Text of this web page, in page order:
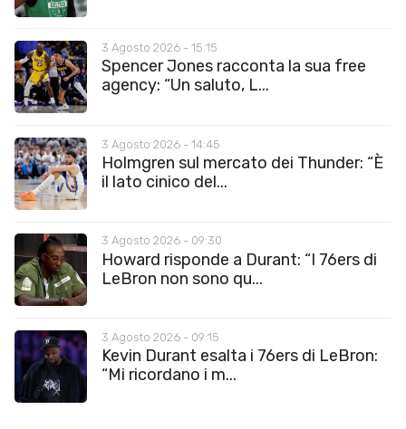
3 Agosto 2026 - 15:15
Spencer Jones racconta la sua free
agency: “Un saluto, L...
3 Agosto 2026 - 14:45
Holmgren sul mercato dei Thunder: “È
il lato cinico del...
3 Agosto 2026 - 09:30
Howard risponde a Durant: “I 76ers di
LeBron non sono qu...
3 Agosto 2026 - 09:15
Kevin Durant esalta i 76ers di LeBron:
“Mi ricordano i m...